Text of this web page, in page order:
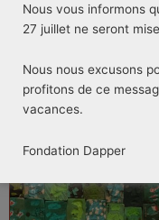
Nous vous informons
27 juillet ne seront
Nous nous excusons
profitons de ce
vacances.
Fondation Dapper